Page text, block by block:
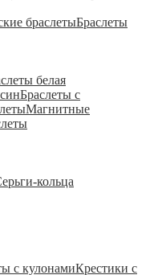
браслетыБраслеты
белая
Браслеты с
Магнитные
кольца
с кулонамиКрестики с